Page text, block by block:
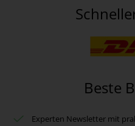
Beste
Experten Newsletter mit